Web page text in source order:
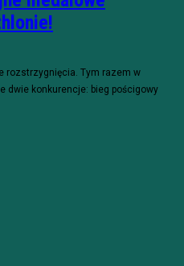
rozstrzygnięcia. Tym razem w
dwie konkurencje: bieg pościgowy